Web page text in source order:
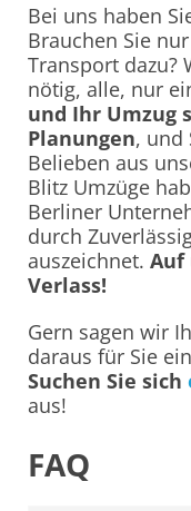
Bei uns haben
Brauchen Sie
Transport dazu?
nötig, alle, nur
und Ihr Umzug
Planungen, und
Belieben aus
Blitz Umzüge
Berliner
durch
auszeichnet. Auf
Verlass!
Gern sagen wir
daraus für Sie
Suchen Sie sich
aus!
FAQ